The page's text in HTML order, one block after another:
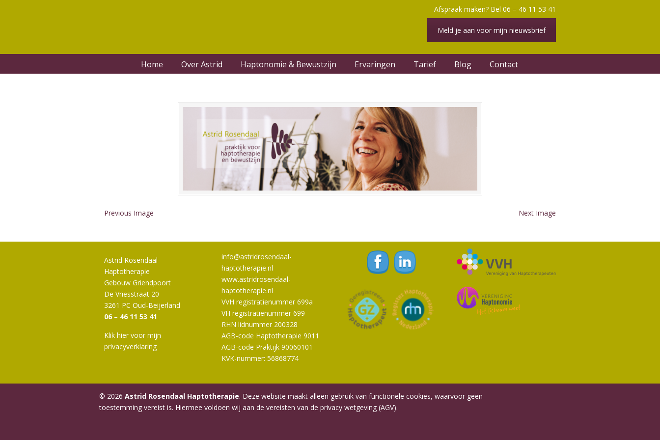
Afspraak maken? Bel 06 – 46 11 53 41
Meld je aan voor mijn nieuwsbrief
Home Over Astrid Haptonomie & Bewustzijn Ervaringen Tarief Blog Contact
Previous Image Next Image
Astrid Rosendaal
Haptotherapie
Gebouw Griendpoort
De Vriesstraat 20
3261 PC Oud-Beijerland
06 – 46 11 53 41
Klik hier voor mijn
privacyverklaring
info@astridrosendaal-
haptotherapie.nl
www.astridrosendaal-
haptotherapie.nl
VVH registratienummer 699a
VH registratienummer 699
RHN lidnummer 200328
AGB-code Haptotherapie 9011
AGB-code Praktijk 90060101
KVK-nummer: 56868774
© 2026 Astrid Rosendaal Haptotherapie. Deze website maakt alleen gebruik van functionele cookies, waarvoor geen
toestemming vereist is. Hiermee voldoen wij aan de vereisten van de privacy wetgeving (AGV).